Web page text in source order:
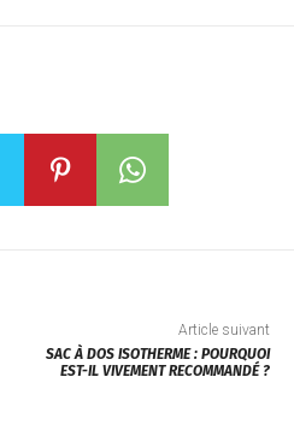
Article suivant
SAC À DOS ISOTHERME : POURQUOI
EST-IL VIVEMENT RECOMMANDÉ ?